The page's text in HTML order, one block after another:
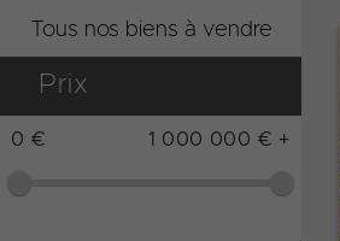
Tous nos biens à vendre
Prix
0 € 1 000 000 € +